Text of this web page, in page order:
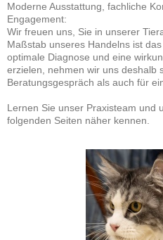
Moderne Ausstattung, fachliche
Engagement:
Wir freuen uns, Sie in unserer
Maßstab unseres Handelns ist
optimale Diagnose und eine
erzielen, nehmen wir uns deshalb
Beratungsgespräch als auch für
Lernen Sie unser Praxisteam und
folgenden Seiten näher kennen.